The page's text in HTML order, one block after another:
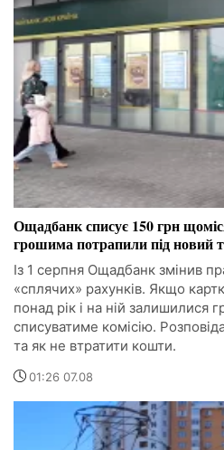
Ощадбанк списує 150 грн
грошима потрапили під новий
Із 1 серпня Ощадбанк змінив
«сплячих» рахунків. Якщо
понад рік і на ній залишилися
списуватиме комісію.
та як не втратити кошти.
01:26 07.08